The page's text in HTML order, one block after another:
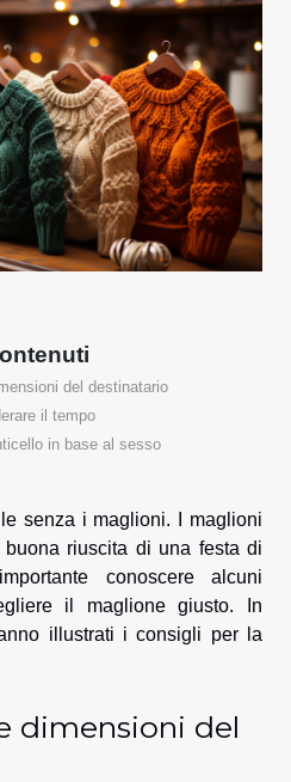
del destinatario
il tempo
in base al sesso
senza i maglioni. I maglioni
riuscita di una festa di
conoscere alcuni
il maglione giusto. In
illustrati i consigli per la
dimensioni del